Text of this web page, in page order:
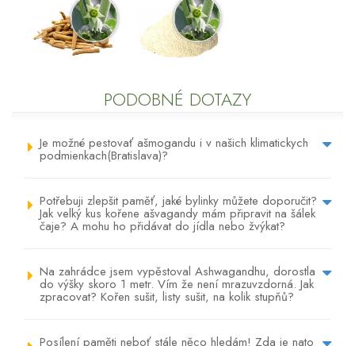
PODOBNÉ DOTAZY
Je možné pestovať ašmogandu i v našich klimatickych
podmienkach(Bratislava)?
Potřebuji zlepšit paměť, jaké bylinky můžete doporučit?
Jak velký kus kořene ašvagandy mám připravit na šálek
čaje? A mohu ho přidávat do jídla nebo žvýkat?
Na zahrádce jsem vypěstoval Ashwagandhu, dorostla
do výšky skoro 1 metr. Vím že není mrazuvzdorná. Jak
zpracovat? Kořen sušit, listy sušit, na kolik stupňů?
Posílení paměti neboť stále něco hledám! Zda je nato